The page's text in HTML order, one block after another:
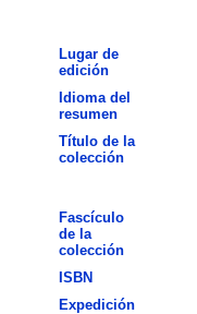
Lugar de
edición
Idioma del
resumen
Título de la
colección
Fascículo
de la
colección
ISBN
Expedición